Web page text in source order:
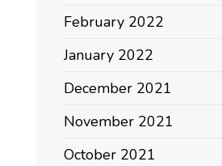
February 2022
January 2022
December 2021
November 2021
October 2021